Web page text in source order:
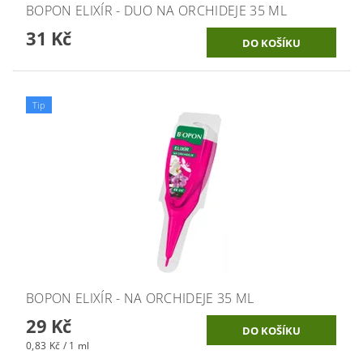
BOPON ELIXÍR - DUO NA ORCHIDEJE 35 ML
31 Kč
Tip
BOPON ELIXÍR - NA ORCHIDEJE 35 ML
29 Kč
0,83 Kč / 1 ml